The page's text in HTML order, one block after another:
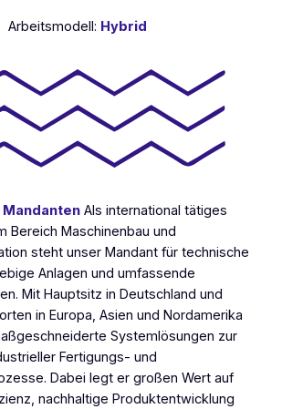
Arbeitsmodell: Hybrid
Als international tätiges
Bereich Maschinenbau und
steht unser Mandant für technische
Anlagen und umfassende
Mit Hauptsitz in Deutschland und
in Europa, Asien und Nordamerika
System­lösungen zur
Fertigungs- und
Dabei legt er großen Wert auf
nachhaltige Produktentwicklung